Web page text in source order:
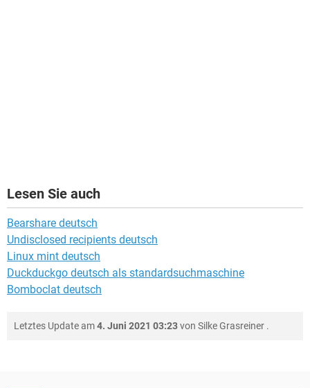
Lesen Sie auch
Bearshare deutsch
Undisclosed recipients deutsch
Linux mint deutsch
Duckduckgo deutsch als standardsuchmaschine
Bomboclat deutsch
Letztes Update am4. Juni 2021 03:23von Silke Grasreiner .